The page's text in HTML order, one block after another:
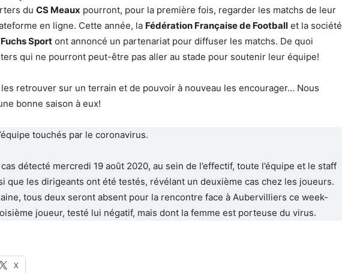
du CS Meaux ​ pourront, pour la première fois, regarder les matchs de leur
en ligne. Cette année, la Fédération Française de Football et la société
Fuchs Sport ​ ont annoncé un partenariat pour diffuser les matchs. De quoi
qui ne pourront peut-être pas aller au stade pour soutenir leur équipe!
les retrouver sur un terrain et de pouvoir à nouveau les encourager… Nous
bonne saison à eux!
touchés par le coronavirus.
détecté mercredi 19 août 2020, au sein de l’effectif, toute l’équipe et le staff
que les dirigeants ont été testés, révélant un deuxième cas chez les joueurs.
tous deux seront absent pour la rencontre face à Aubervilliers ce week-
joueur, testé lui négatif, mais dont la femme est porteuse du virus.
X